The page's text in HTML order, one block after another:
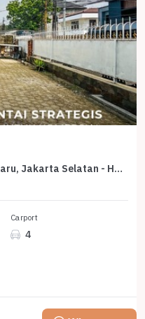
Rumah Area Luxury Kebayoran Baru, Jakarta Selatan - Harga Terbaik 31 Miliar
Carport
4